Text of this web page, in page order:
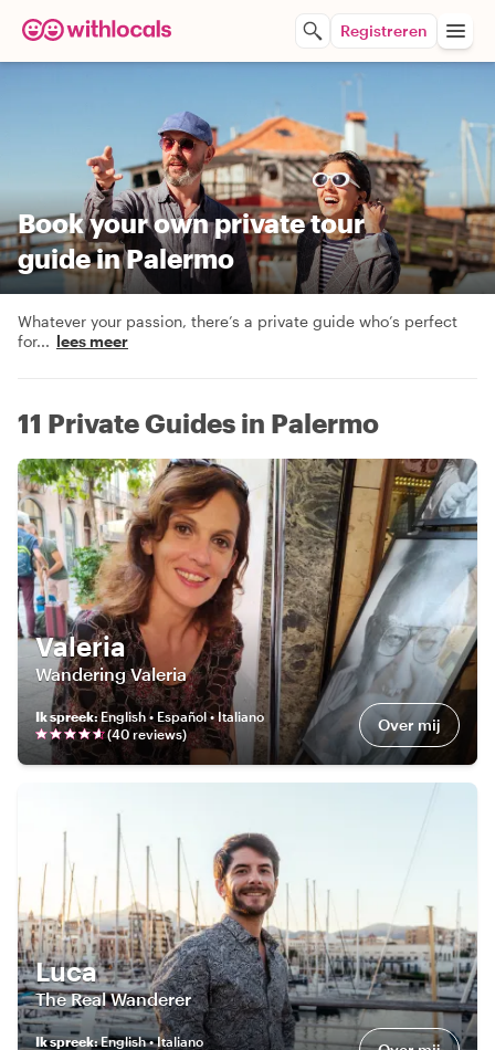
Registreren
Book your own private tour
guide in Palermo
Whatever your passion, there’s a private guide who’s perfect
for... lees meer
11 Private Guides in Palermo
Valeria
Wandering Valeria
Ik spreek:English • Español • Italiano
(40reviews) Over mij
Luca
The Real Wanderer
Ik spreek:English • Italiano